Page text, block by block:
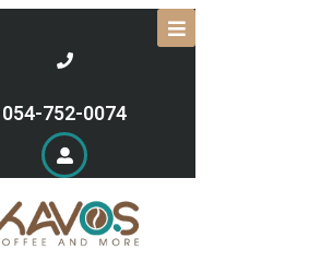
054-752-0074